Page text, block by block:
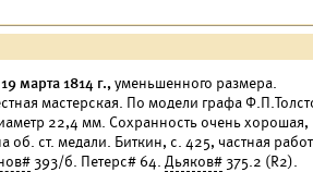
марта 1814 г.,уменьшенного размера.
мастерская. По модели графа
22,4 мм. Сохранность очень хорошая,
об. ст. медали. Биткин, с. 425, частная
393/б. Петерс# 64. Дьяков#375.2 (R2).